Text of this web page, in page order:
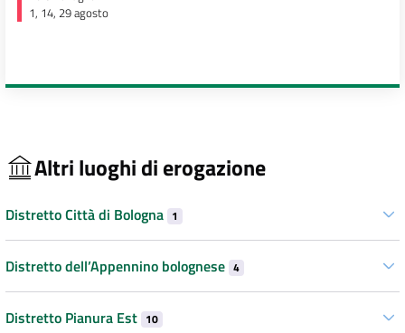
1, 14, 29 agosto
Altri luoghi di erogazione
Distretto Città di Bologna 1
Distretto dell’Appennino bolognese 4
Distretto Pianura Est 10